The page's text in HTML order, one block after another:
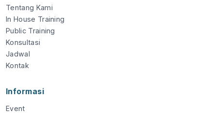
Tentang Kami
In House Training
Public Training
Konsultasi
Jadwal
Kontak
Informasi
Event